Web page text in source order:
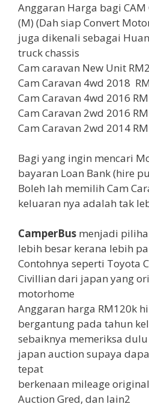
Anggaran Harga bagi CAM
(M) (Dah siap Convert
juga dikenali sebagai
truck chassis
Cam caravan New Unit
Cam Caravan 4wd 2018
Cam Caravan 4wd 2016
Cam Caravan 2wd 2016
Cam Caravan 2wd 2014
Bagi yang ingin mencari
bayaran Loan Bank (hire
Boleh lah memilih Cam
keluaran nya adalah tak
CamperBus menjadi
lebih besar kerana lebih
Contohnya seperti Toyota
Civillian dari japan yang
motorhome
Anggaran harga RM120k
bergantung pada tahun
sebaiknya memeriksa
japan auction supaya
tepat
berkenaan mileage
Auction Gred, dan lain2